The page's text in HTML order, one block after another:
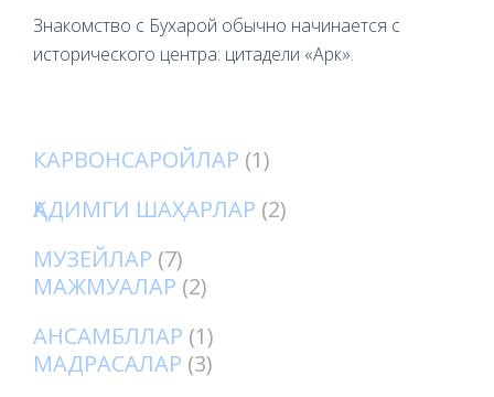
Знакомство с Бухарой обычно начинается с
исторического центра: цитадели «Арк».
КАРВОНСАРОЙЛАР (1)
ҚАДИМГИ ШАҲАРЛАР (2)
МУЗЕЙЛАР (7)
МАЖМУАЛАР (2)
АНСАМБЛЛАР (1)
МАДРАСАЛАР (3)